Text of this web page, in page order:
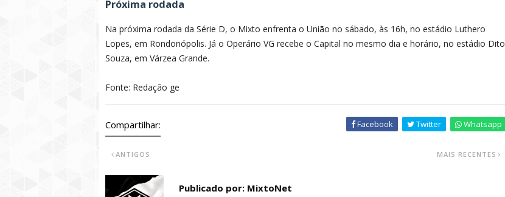
Próxima rodada
Na próxima rodada da Série D, o Mixto enfrenta o União no sábado, às 16h, no estádio Luthero
Lopes, em Rondonópolis. Já o Operário VG recebe o Capital no mesmo dia e horário, no estádio Dito
Souza, em Várzea Grande.
Fonte: Redação ge
Compartilhar: Facebook Twitter Whatsapp
MAIS RECENTES
ANTIGOS
Publicado por: MixtoNet